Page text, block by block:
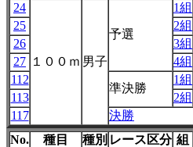
24
１００ｍ 男子
予選
1組
25
2組
26
3組
27
4組
112
準決勝
1組
113
2組
117
決勝
No.
種目 種別 レース区分 組